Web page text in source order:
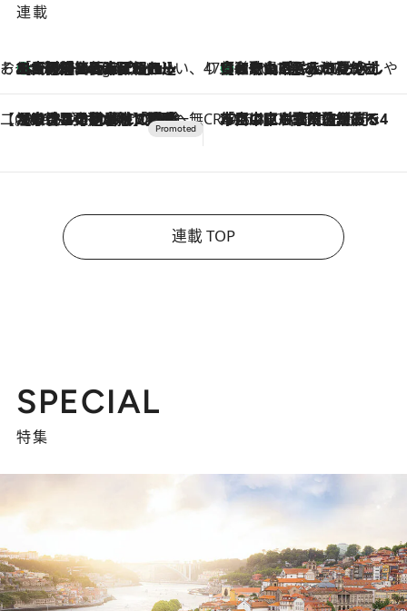
連載
そおだよおこの関西おいしい、おやつ紀行4 Hours Ago
［大阪府箕面市］一皿一皿目の前で仕上げられる、料理を巧みに組み込んだアシェットデセールコース「ミチル アシェット デセール（Michiru assiette dessert）」 47都道府県の手みやげ ひんやりスイーツで夏を満喫
4 Hours Ago
【和歌山県】この夏絶対食べたい 冷やしておいしいおやつ3選 みかんがごろっと丸ごと入ったジュレ
【CREA×星野リゾート】唯一無二。癒しと発見が待つ場所へ
2026.8.7
【トンボの足水浴】ヒノキの香りに包まれて涼感マックス！約13℃の湧水かけ流しを避暑地「星野温泉 トンボの湯」で体験 CREA'S CHOICE
2026.8.7
「立川にも歌舞伎があるんだよ」 片岡仁左衛門・市川中車ら豪華座組みで4年目の立川立飛歌舞伎へ
連載 TOP
SPECIAL
特集